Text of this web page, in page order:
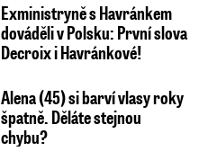
Exministryně s Havránkem
dováděli v Polsku: První slova
Decroix i Havránkové!
Alena (45) si barví vlasy roky
špatně. Děláte stejnou
chybu?